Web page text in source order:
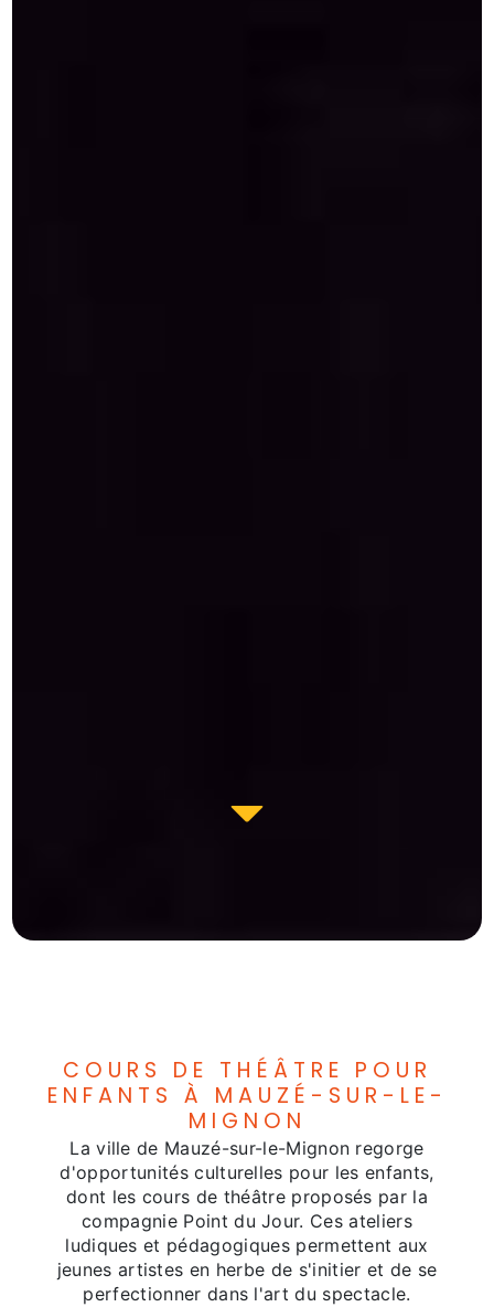
COURS DE THÉÂTRE POUR
ENFANTS À MAUZÉ-SUR-LE-
MIGNON
La ville de Mauzé-sur-le-Mignon regorge
d'opportunités culturelles pour les enfants,
dont les cours de théâtre proposés par la
compagnie Point du Jour. Ces ateliers
ludiques et pédagogiques permettent aux
jeunes artistes en herbe de s'initier et de se
perfectionner dans l'art du spectacle.